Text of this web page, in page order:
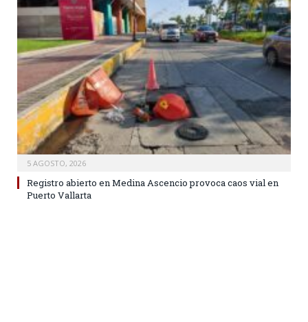
5 AGOSTO, 2026
Registro abierto en Medina Ascencio provoca caos vial en
Puerto Vallarta